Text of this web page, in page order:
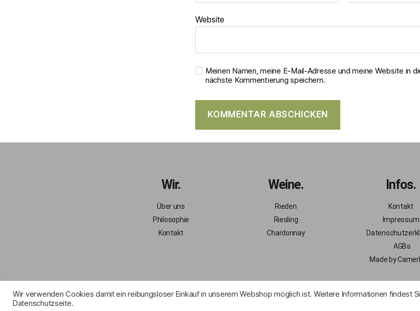
Website
Meinen Namen, meine E-Mail-Adresse und meine Website in
nächste Kommentierung speichern.
Wir.
Über uns
Philosophie
Kontakt
Weine.
Rieden
Riesling
Chardonnay
Infos.
Kontakt
Impressum
AGBs
Made by
Wir verwenden Cookies damit ein reibungsloser Einkauf in unserem Webshop möglich ist. Weitere Informationen findest
Datenschutzseite.